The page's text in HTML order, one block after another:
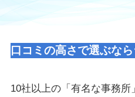
口コミの高さで選ぶな
10社以上の「有名な事務